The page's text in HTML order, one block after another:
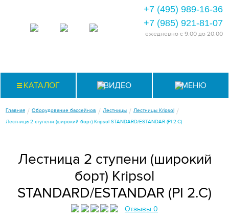
+7 (495) 989-16-36
+7 (985) 921-81-07
ежедневно с 9:00 до 20:00
КАТАЛОГ ВИДЕО МЕНЮ
Главная / Оборудование бассейнов / Лестницы / Лестницы Kripsol /
Лестница 2 ступени (широкий борт) Kripsol STANDARD/ESTANDAR (PI 2.С)
Лестница 2 ступени (широкий
борт) Kripsol
STANDARD/ESTANDAR (PI 2.С)
Отзывы 0